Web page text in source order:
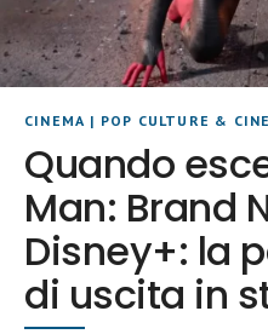
CINEMA | POP CULTURE &
Quando
Man: Brand
Disney+: la
di uscita in